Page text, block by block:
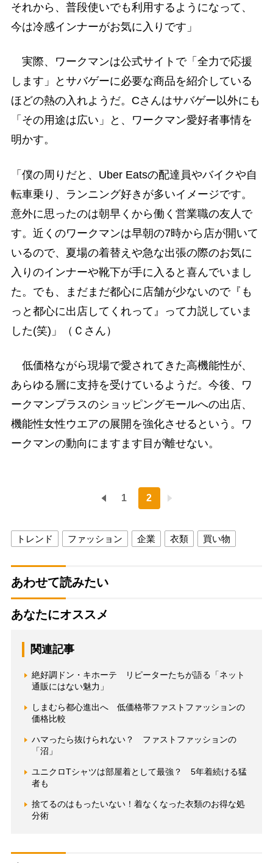
それから、普段使いでも利用するようになって、
今は冷感インナーがお気に入りです」
実際、ワークマンは公式サイトで「全力で応援
します」とサバゲーに必要な商品を紹介している
ほどの熱の入れようだ。Cさんはサバゲー以外にも
「その用途は広い」と、ワークマン愛好者事情を
明かす。
「僕の周りだと、Uber Eatsの配達員やバイクや自
転車乗り、ランニング好きが多いイメージです。
意外に思ったのは朝早くから働く営業職の友人で
す。近くのワークマンは早朝の7時から店が開いて
いるので、夏場の着替えや急な出張の際のお気に
入りのインナーや靴下が手に入ると喜んでいまし
た。でも、まだまだ都心に店舗が少ないので『も
っと都心に出店してくれって』って力説していま
した(笑)」（Ｃさん）
低価格ながら現場で愛されてきた高機能性が、
あらゆる層に支持を受けているようだ。今後、ワ
ークマンプラスのショッピングモールへの出店、
機能性女性ウエアの展開を強化させるという。ワ
ークマンの動向にますます目が離せない。
1 2
トレンド ファッション 企業 衣類 買い物
あわせて読みたい
あなたにオススメ
関連記事
絶好調ドン・キホーテ リピーターたちが語る「ネット
通販にはない魅力」
しまむら都心進出へ 低価格帯ファストファッションの
価格比較
ハマったら抜けられない？ ファストファッションの
「沼」
ユニクロTシャツは部屋着として最強？ 5年着続ける猛
者も
捨てるのはもったいない！着なくなった衣類のお得な処
分術